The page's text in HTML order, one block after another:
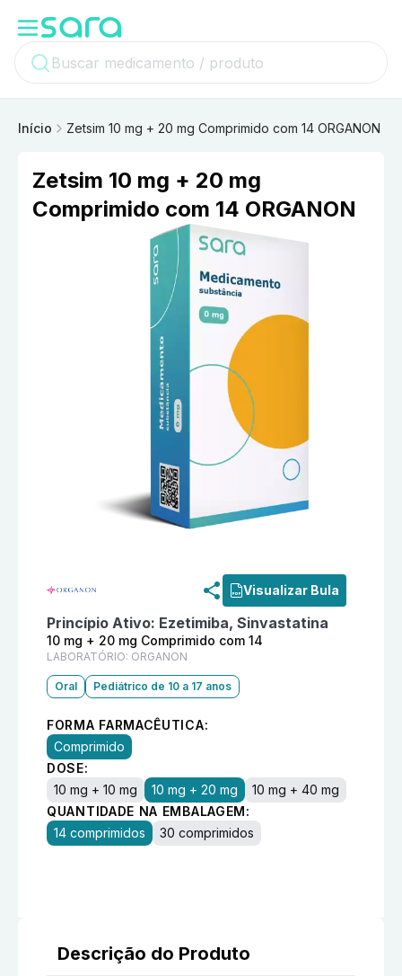
Início Zetsim 10 mg + 20 mg Comprimido com 14 ORGANON
Zetsim 10 mg + 20 mg
Comprimido com 14 ORGANON
Visualizar Bula
Princípio Ativo: Ezetimiba, Sinvastatina
10 mg + 20 mg Comprimido com 14
LABORATÓRIO: ORGANON
Oral Pediátrico de 10 a 17 anos
FORMA FARMACÊUTICA:
Comprimido
DOSE:
10 mg + 10 mg
10 mg + 20 mg
10 mg + 40 mg
QUANTIDADE NA EMBALAGEM:
14 comprimidos
30 comprimidos
Descrição do Produto